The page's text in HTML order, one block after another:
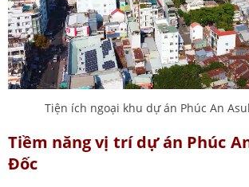
Tiện ích ngoại khu dự án Phúc An
Tiềm năng vị trí dự án Phúc
Đốc